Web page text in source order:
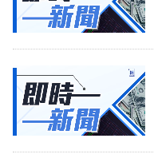
理
業
科
技